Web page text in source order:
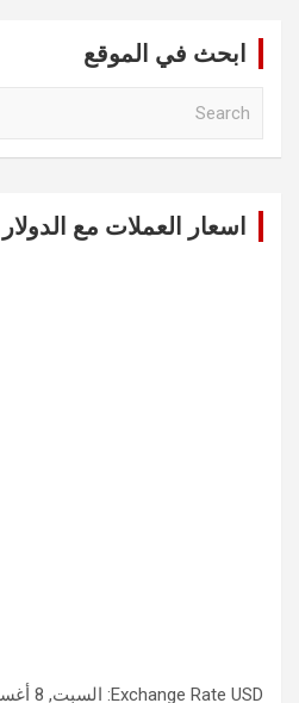
ابحث في الموقع
اسعار العملات مع
Exchange Rate USD : السبت, 8 أغسطس.